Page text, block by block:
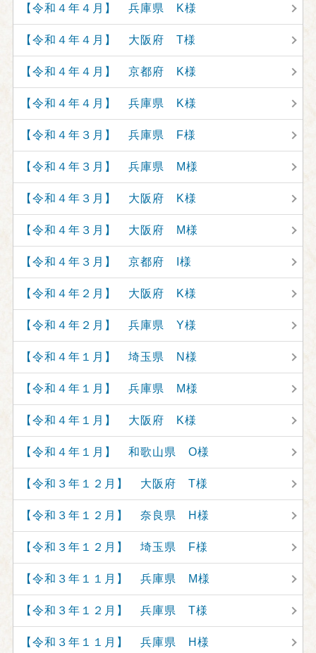
【令和４年４月】 兵庫県 K様
【令和４年４月】 大阪府 T様
【令和４年４月】 京都府 K様
【令和４年４月】 兵庫県 K様
【令和４年３月】 兵庫県 F様
【令和４年３月】 兵庫県 M様
【令和４年３月】 大阪府 K様
【令和４年３月】 大阪府 M様
【令和４年３月】 京都府 I様
【令和４年２月】 大阪府 K様
【令和４年２月】 兵庫県 Y様
【令和４年１月】 埼玉県 N様
【令和４年１月】 兵庫県 M様
【令和４年１月】 大阪府 K様
【令和４年１月】 和歌山県 O様
【令和３年１２月】 大阪府 T様
【令和３年１２月】 奈良県 H様
【令和３年１２月】 埼玉県 F様
【令和３年１１月】 兵庫県 M様
【令和３年１２月】 兵庫県 T様
【令和３年１１月】 兵庫県 H様